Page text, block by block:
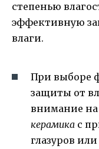
степенью
эффективную
влаги.
При выборе
защиты от
внимание на
керамика с
глазуров или